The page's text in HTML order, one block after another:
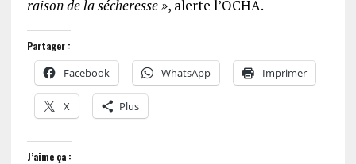
raison de la sécheresse », alerte l’OCHA.
Partager :
Facebook WhatsApp Imprimer
X Plus
J’aime ça :